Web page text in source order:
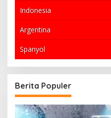
Indonesia
Argentina
Spanyol
Berita Populer